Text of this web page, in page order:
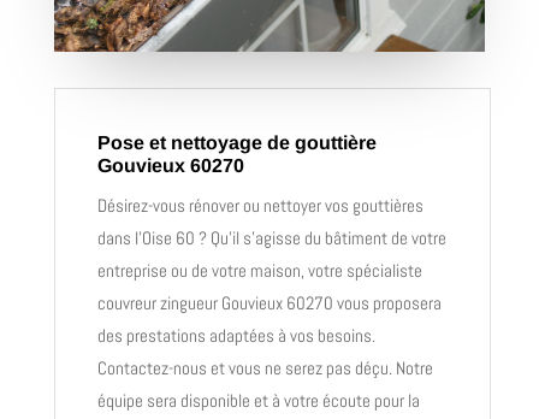
Pose et nettoyage de gouttière
Gouvieux 60270
Désirez-vous rénover ou nettoyer vos gouttières
dans l’Oise 60 ? Qu’il s’agisse du bâtiment de votre
entreprise ou de votre maison, votre spécialiste
couvreur zingueur Gouvieux 60270 vous proposera
des prestations adaptées à vos besoins.
Contactez-nous et vous ne serez pas déçu. Notre
équipe sera disponible et à votre écoute pour la